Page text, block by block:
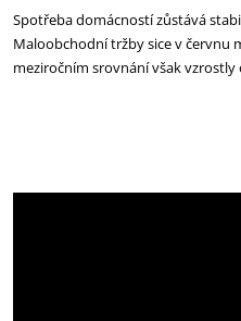
Spotřeba domácností zůstává
Maloobchodní tržby sice v červnu
meziročním srovnání však vzrostly